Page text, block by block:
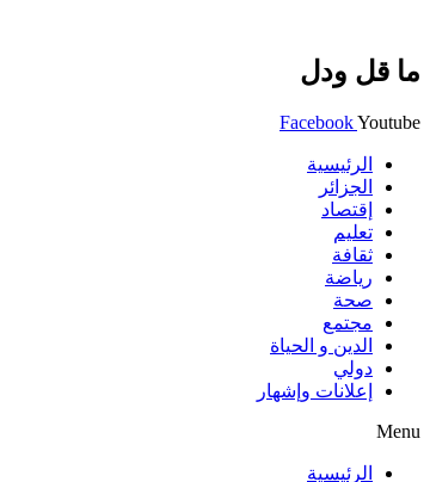
ما قل ودل
FacebookYoutube
الرئيسية
الجزائر
إقتصاد
تعليم
ثقافة
رياضة
صحة
مجتمع
الدين و الحياة
دولي
إعلانات وإشهار
Menu
الرئيسية